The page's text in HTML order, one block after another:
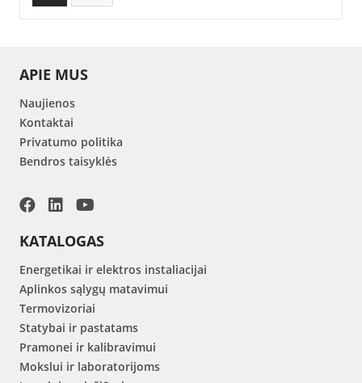
APIE MUS
Naujienos
Kontaktai
Privatumo politika
Bendros taisyklės
KATALOGAS
Energetikai ir elektros instaliacijai
Aplinkos sąlygų matavimui
Termovizoriai
Statybai ir pastatams
Pramonei ir kalibravimui
Mokslui ir laboratorijoms